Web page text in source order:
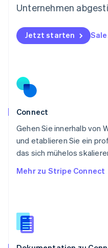
Unternehmen
Jetzt starten
Connect
Gehen Sie innerhalb von
und etablieren Sie ein
das sich mühelos
Mehr zu Stripe Connect
Österreich
Polen
English
Portugal
Schweden
Svenska
Schweiz
Singapur
English简体中文
Slowakei
Slowenien
English
Spanien